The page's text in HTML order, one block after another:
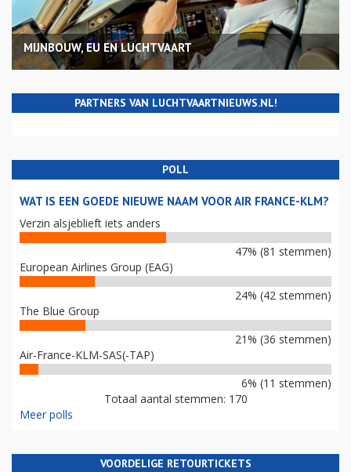
MIJNBOUW, EU EN LUCHTVAART
PARTNERS VAN LUCHTVAARTNIEUWS.NL!
POLL
WAT IS EEN GOEDE NIEUWE NAAM VOOR AIR FRANCE-KLM?
Verzin alsjeblieft iets anders
47% (81 stemmen)
European Airlines Group (EAG)
24% (42 stemmen)
The Blue Group
21% (36 stemmen)
Air-France-KLM-SAS(-TAP)
6% (11 stemmen)
Totaal aantal stemmen: 170
Meer polls
VOORDELIGE RETOURTICKETS